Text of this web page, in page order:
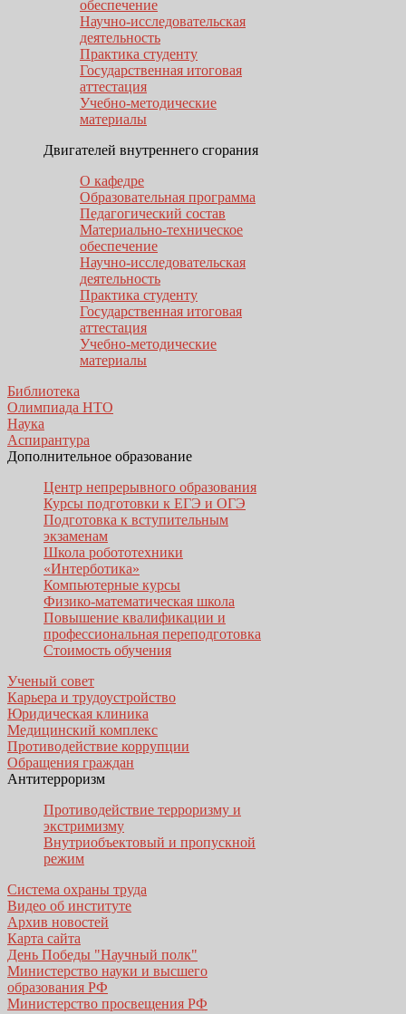
обеспечение
Научно-исследовательская
деятельность
Практика студенту
Государственная итоговая
аттестация
Учебно-методические
материалы
Двигателей внутреннего сгорания
О кафедре
Образовательная программа
Педагогический состав
Материально-техническое
обеспечение
Научно-исследовательская
деятельность
Практика студенту
Государственная итоговая
аттестация
Учебно-методические
материалы
Библиотека
Олимпиада НТО
Наука
Аспирантура
Дополнительное образование
Центр непрерывного образования
Курсы подготовки к ЕГЭ и ОГЭ
Подготовка к вступительным
экзаменам
Школа робототехники
«Интерботика»
Компьютерные курсы
Физико-математическая школа
Повышение квалификации и
профессиональная переподготовка
Стоимость обучения
Ученый совет
Карьера и трудоустройство
Юридическая клиника
Медицинский комплекс
Противодействие коррупции
Обращения граждан
Антитерроризм
Противодействие терроризму и
экстримизму
Внутриобъектовый и пропускной
режим
Система охраны труда
Видео об институте
Архив новостей
Карта сайта
День Победы "Научный полк"
Министерство науки и высшего
образования РФ
Министерство просвещения РФ